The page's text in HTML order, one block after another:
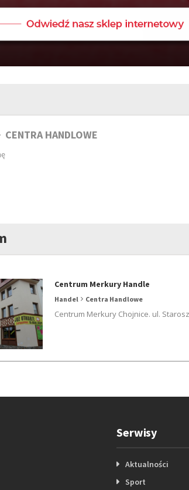
CENTRA HANDLOWE
Centrum Merkury Handle
Handel Centra Handlowe
Centrum Merkury Chojnice. ul.
Serwisy
Aktualności
Sport